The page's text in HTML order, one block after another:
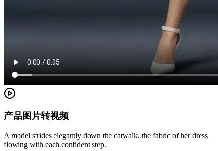
产品图片转视频
A model strides elegantly down the catwalk, the fabric of her dress
flowing with each confident step.